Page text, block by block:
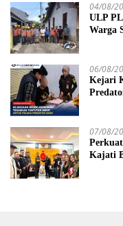
04/08/
ULP
Warga
06/08/
Kejari
07/08/
Kajati